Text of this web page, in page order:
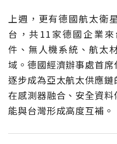
上週，更有德國航太衛
台，共11家德國企業
件、無人機系統、航太
域。德國經濟辦事處首
逐步成為亞太航太供應
在感測器融合、安全資
能與台灣形成高度互補。